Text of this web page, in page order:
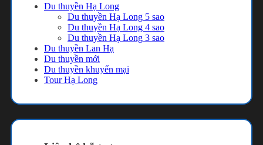
Du thuyền Hạ Long
Du thuyền Hạ Long 5 sao
Du thuyền Hạ Long 4 sao
Du thuyền Hạ Long 3 sao
Du thuyền Lan Hạ
Du thuyền mới
Du thuyền khuyến mại
Tour Hạ Long